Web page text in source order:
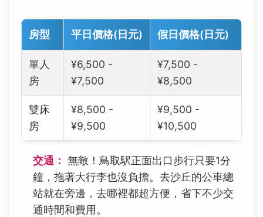
房型 平日價格(日元) 假日價格(日元)
單人
房
¥6,500 -
¥7,500
¥7,500 -
¥8,500
雙床
房
¥8,500 -
¥9,500
¥9,500 -
¥10,500
交通： 無敵！鳥取駅正面出口步行只要1分
鐘，拖著大行李也沒負擔。去沙丘的公車總
站就在旁邊，去哪裡都超方便，省下不少交
通時間和費用。